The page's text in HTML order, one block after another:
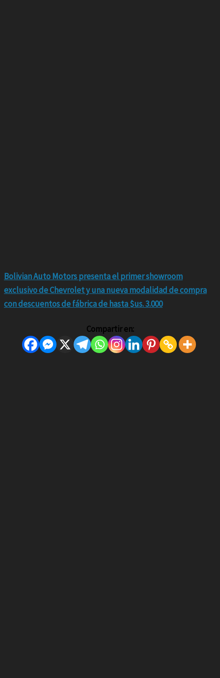
Bolivian Auto Motors presenta el primer showroom
exclusivo de Chevrolet y una nueva modalidad de compra
con descuentos de fábrica de hasta $us. 3.000
Compartir en: